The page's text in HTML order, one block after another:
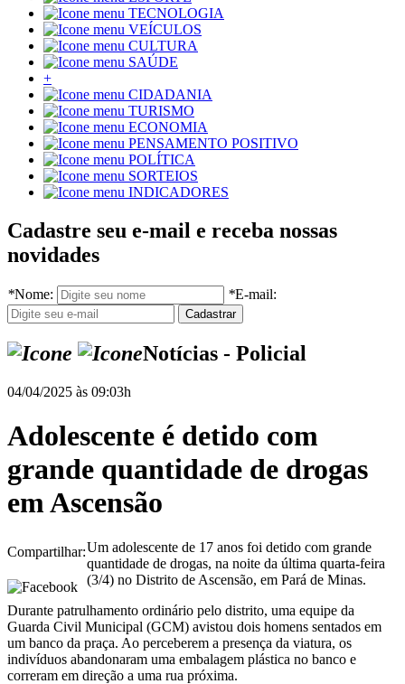
TECNOLOGIA
VEÍCULOS
CULTURA
SAÚDE
+
CIDADANIA
TURISMO
ECONOMIA
PENSAMENTO POSITIVO
POLÍTICA
SORTEIOS
INDICADORES
Cadastre seu e-mail e receba nossas
novidades
*Nome: *E-mail:
Notícias - Policial
04/04/2025 às 09:03h
Adolescente é detido com
grande quantidade de drogas
em Ascensão
Compartilhar:Um adolescente de 17 anos foi detido com grande
quantidade de drogas, na noite da última quarta-feira
(3/4) no Distrito de Ascensão, em Pará de Minas.
Durante patrulhamento ordinário pelo distrito, uma equipe da
Guarda Civil Municipal (GCM) avistou dois homens sentados em
um banco da praça. Ao perceberem a presença da viatura, os
indivíduos abandonaram uma embalagem plástica no banco e
correram em direção a uma rua próxima.